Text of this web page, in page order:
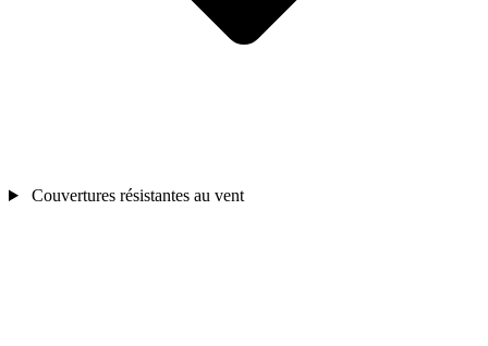
Couvertures résistantes au vent